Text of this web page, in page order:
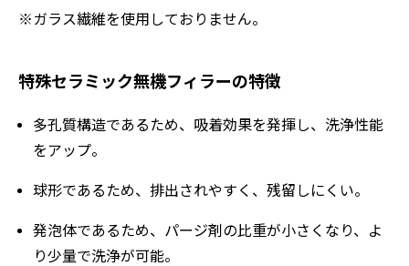
※ガラス繊維を使用しておりません。
特殊セラミック無機フィラーの特徴
多孔質構造であるため、吸着効果を発揮し、洗浄性能
をアップ。
球形であるため、排出されやすく、残留しにくい。
発泡体であるため、パージ剤の比重が小さくなり、よ
り少量で洗浄が可能。